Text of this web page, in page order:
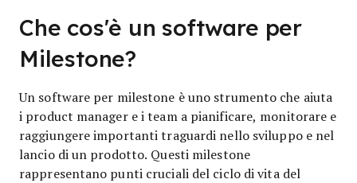
Che cos'è un software per
Milestone?
Un software per milestone è uno strumento che aiuta
i product manager e i team a pianificare, monitorare e
raggiungere importanti traguardi nello sviluppo e nel
lancio di un prodotto. Questi milestone
rappresentano punti cruciali del ciclo di vita del